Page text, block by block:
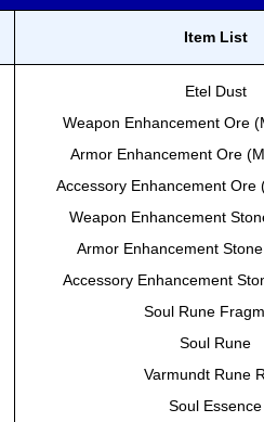
Item List
Etel Dust
Weapon Enhancement Ore
Armor Enhancement Ore
Accessory Enhancement Ore
Weapon Enhancement
Armor Enhancement
Accessory Enhancement
Soul Rune
Soul Rune
Varmundt Rune
Soul Essence